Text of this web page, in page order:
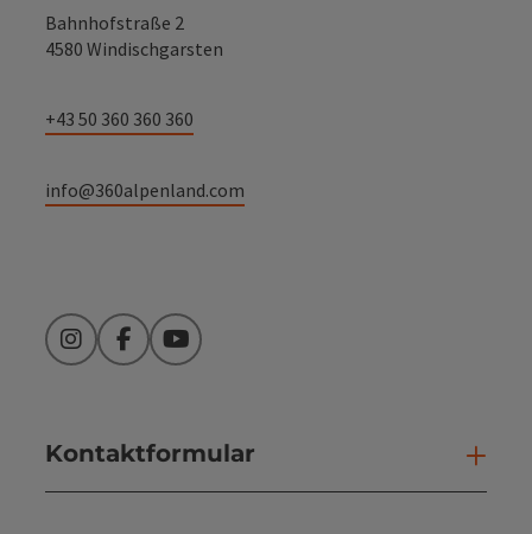
Bahnhofstraße 2
4580 Windischgarsten
+43 50 360 360 360
info@360alpenland.com
InstagramFacebookYouTube
Kontaktformular